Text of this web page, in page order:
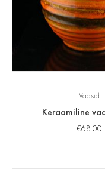
Vaasid
Keraamiline
€68.00